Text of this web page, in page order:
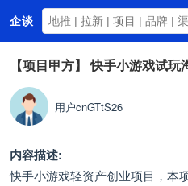
企谈
首页
商务资源
资讯动态
关于我们
【项目甲方】 快手小游戏试玩
用户cnGTtS26
内容描述:
快手小游戏轻资产创业项目，本